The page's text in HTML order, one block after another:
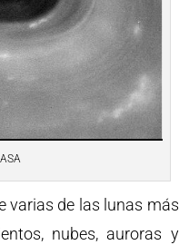
varias de las lunas más
nubes, auroras y